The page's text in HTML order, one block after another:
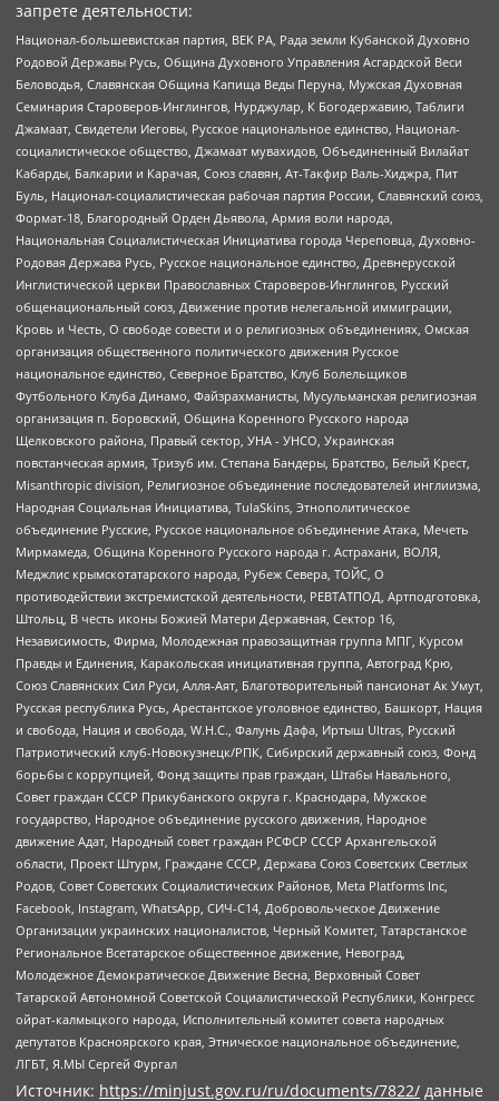
запрете деятельности:
Национал-большевистская партия, ВЕК РА, Рада земли Кубанской Духовно
Родовой Державы Русь, Община Духовного Управления Асгардской Веси
Беловодья, Славянская Община Капища Веды Перуна, Мужская Духовная
Семинария Староверов-Инглингов, Нурджулар, К Богодержавию, Таблиги
Джамаат, Свидетели Иеговы, Русское национальное единство, Национал-
социалистическое общество, Джамаат мувахидов, Объединенный Вилайат
Кабарды, Балкарии и Карачая, Союз славян, Ат-Такфир Валь-Хиджра, Пит
Буль, Национал-социалистическая рабочая партия России, Славянский союз,
Формат-18, Благородный Орден Дьявола, Армия воли народа,
Национальная Социалистическая Инициатива города Череповца, Духовно-
Родовая Держава Русь, Русское национальное единство, Древнерусской
Инглистической церкви Православных Староверов-Инглингов, Русский
общенациональный союз, Движение против нелегальной иммиграции,
Кровь и Честь, О свободе совести и о религиозных объединениях, Омская
организация общественного политического движения Русское
национальное единство, Северное Братство, Клуб Болельщиков
Футбольного Клуба Динамо, Файзрахманисты, Мусульманская религиозная
организация п. Боровский, Община Коренного Русского народа
Щелковского района, Правый сектор, УНА - УНСО, Украинская
повстанческая армия, Тризуб им. Степана Бандеры, Братство, Белый Крест,
Misanthropic division, Религиозное объединение последователей инглиизма,
Народная Социальная Инициатива, TulaSkins, Этнополитическое
объединение Русские, Русское национальное объединение Атака, Мечеть
Мирмамеда, Община Коренного Русского народа г. Астрахани, ВОЛЯ,
Меджлис крымскотатарского народа, Рубеж Севера, ТОЙС, О
противодействии экстремистской деятельности, РЕВТАТПОД, Артподготовка,
Штольц, В честь иконы Божией Матери Державная, Сектор 16,
Независимость, Фирма, Молодежная правозащитная группа МПГ, Курсом
Правды и Единения, Каракольская инициативная группа, Автоград Крю,
Союз Славянских Сил Руси, Алля-Аят, Благотворительный пансионат Ак Умут,
Русская республика Русь, Арестантское уголовное единство, Башкорт, Нация
и свобода, Нация и свобода, W.H.С., Фалунь Дафа, Иртыш Ultras, Русский
Патриотический клуб-Новокузнецк/РПК, Сибирский державный союз, Фонд
борьбы с коррупцией, Фонд защиты прав граждан, Штабы Навального,
Совет граждан СССР Прикубанского округа г. Краснодара, Мужское
государство, Народное объединение русского движения, Народное
движение Адат, Народный совет граждан РСФСР СССР Архангельской
области, Проект Штурм, Граждане СССР, Держава Союз Советских Светлых
Родов, Совет Советских Социалистических Районов, Meta Platforms Inc,
Facebook, Instagram, WhatsApp, СИЧ-С14, Добровольческое Движение
Организации украинских националистов, Черный Комитет, Татарстанское
Региональное Всетатарское общественное движение, Невоград,
Молодежное Демократическое Движение Весна, Верховный Совет
Татарской Автономной Советской Социалистической Республики, Конгресс
ойрат-калмыцкого народа, Исполнительный комитет совета народных
депутатов Красноярского края, Этническое национальное объединение,
ЛГБТ, Я.МЫ Сергей Фургал
Источник: https://minjust.gov.ru/ru/documents/7822/ данные